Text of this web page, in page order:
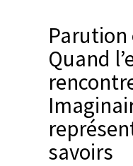
Parution
Quand
savoirs